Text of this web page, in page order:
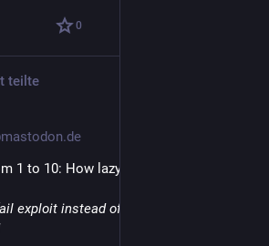
0
teilte
1 to 10: How lazy are you?"
exploit instead of sudo to avoid having